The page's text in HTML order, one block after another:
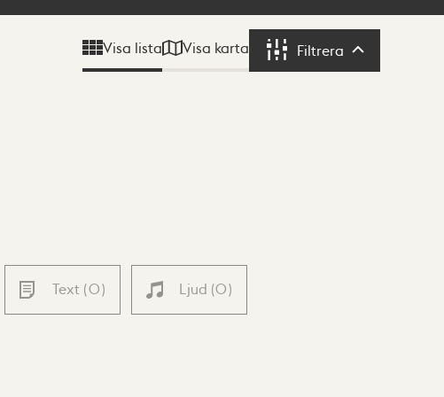
Visa lista Visa karta Filtrera Filtrera
Text (0) Ljud (0)